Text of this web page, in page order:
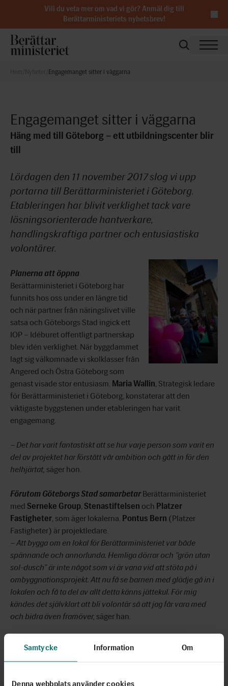
Samtycke Information Om
Denna webbplats använder cookies
Vill du veta mer om vad vi gör? Anmäl dig till
Berättarministeriets nyhetsbrev!
Engagemanget sitter i väggarna
Engagemanget sitter i väggarna
Häng med till Göteborg – ett utbildningscenter blir
till
Lördagen den 11 november 2017 slog vi upp
portarna till Berättarministeriet i Göteborg.
Etableringen har blivit verklighet tack vare
lösningsorienterade hantverkare,
handlingskraftiga partner och entusiastiska
volontärer.
Planerna att öppna
Berättarministeriet i Göteborg har
funnits hos oss under en längre tid
och när partner från näringslivet ville
satsa och Göteborgs Stad ingick ett
IOP – Idéburet offentligt partnerskap
blev idén verklighet. När byggdammet
lagt sig välkomnade vi skolklasser från
Angered och Östra Göteborg som
genast visade stor entusiasm. Maria Wallin, Strategisk ledare
för Berättarministeriet i Göteborg, konstaterar att den
viktigaste byggstenen under etableringen har varit
engagemang.
– Det har varit fantastiskt att se hur varje person som varit en
del av projektet har förstått vår ambition och gått in för den
helhjärtat, säger hon.
Förutom Göteborgs Stad samarbetarBerättarministeriet
med Serneke Group, Stenastiftelsen och Platzer
Fastigheter, som äger lokalerna. Pontus Bern (Platzer
Fastigheter) är projektledare.
– Att bygga om en lokal för Berättarministeriet var både
spännande och annorlunda. Hemliga dörrar och ”grön utan
sol-dusch” är inte något som vi är vana vid att stöta på i
ombyggnationsprojekt. Att nu få se barnen med glädje gå in i
lokalen och få ta del av allt detta känns jättekul. För mig
kändes det självklart att bli volontär så att jag får vara med
och bidra även framöver, säger han.
volontärer är avgörande för att barnens språk, självkänsla
och kritiska tänkande ska få de bästa förutsättningarna att